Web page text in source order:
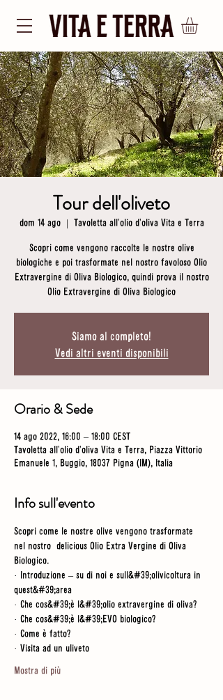
Tour dell'oliveto
dom 14 ago
  |
Tavoletta all'olio d'oliva Vita e Terra
Scopri come vengono raccolte le nostre olive
biologiche e poi trasformate nel nostro favoloso Olio
Extravergine di Oliva Biologico, quindi prova il nostro
Olio Extravergine di Oliva Biologico
Siamo al completo!
Vedi altri eventi disponibili
Orario & Sede
14 ago 2022, 16:00 – 18:00 CEST
Tavoletta all'olio d'oliva Vita e Terra, Piazza Vittorio
Emanuele 1, Buggio, 18037 Pigna (IM), Italia
Info sull'evento
Scopri come le nostre olive vengono trasformate
nel nostro  delicious Olio Extra Vergine di Oliva
Biologico.
· Introduzione – su di noi e sull&#39;olivicoltura in
quest&#39;area
· Che cos&#39;è l&#39;olio extravergine di oliva?
· Che cos&#39;è l&#39;EVO biologico?
· Come è fatto?
· Visita ad un uliveto
Mostra di più